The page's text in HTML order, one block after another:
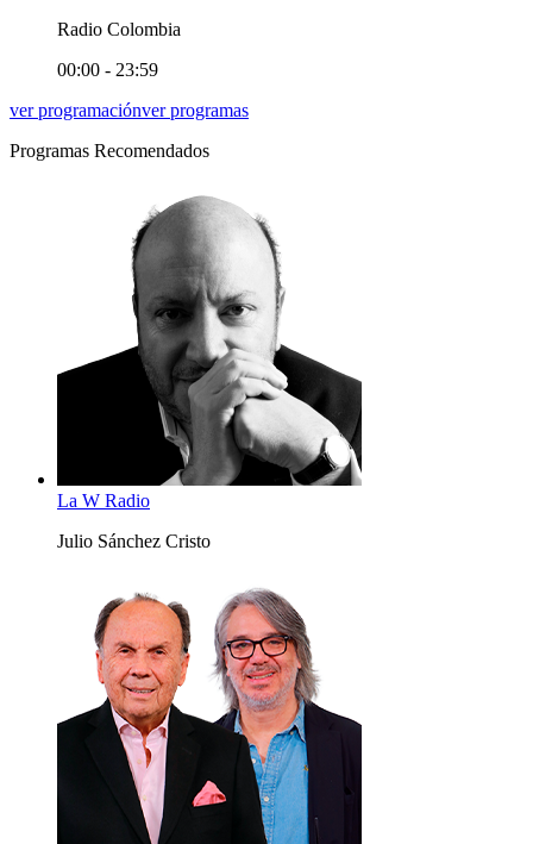
Radio Colombia
00:00 - 23:59
ver programaciónver programas
Programas Recomendados
La W Radio
Julio Sánchez Cristo